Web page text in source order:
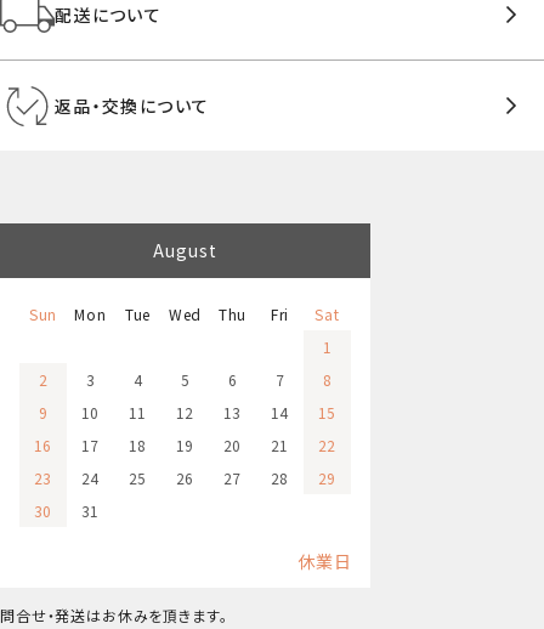
配送について
返品・交換について
August
Sun Mon Tue Wed Thu Fri
Sat
1
2
3 4 5 6 7
8
9
10 11 12 13 14
15
16
17 18 19 20 21
22
23
24 25 26 27 28
29
30
31
休業日
問合せ・発送はお休みを頂きます。